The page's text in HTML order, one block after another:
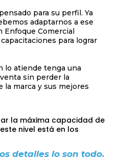
para su perfil. Ya
adaptarnos a ese
Comercial
para lograr
lo atiende tenga una
sin perder la
la marca y sus mejores
la máxima capacidad de
nivel está en los
detalles lo son todo.